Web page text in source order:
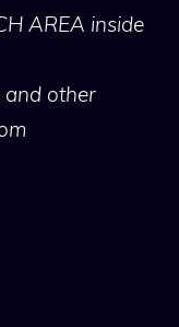
AREA inside
and other